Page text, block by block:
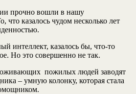
прочно вошли в нашу
что казалось чудом несколько лет
интеллект, казалось бы, что-то
Но это совершенно не так.
пожилых людей заводят
– умную колонку, которая стала